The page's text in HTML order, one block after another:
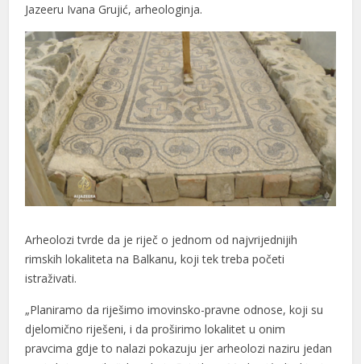
Jazeeru Ivana Grujić, arheologinja.
Arheolozi tvrde da je riječ o jednom od najvrijednijih
rimskih lokaliteta na Balkanu, koji tek treba početi
istraživati.
„Planiramo da riješimo imovinsko-pravne odnose, koji su
djelomično riješeni, i da proširimo lokalitet u onim
pravcima gdje to nalazi pokazuju jer arheolozi naziru jedan